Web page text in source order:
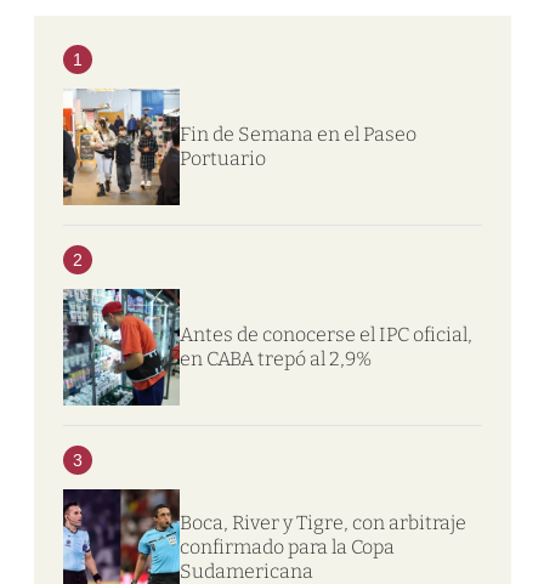
1
Fin de Semana en el Paseo
Portuario
2
Antes de conocerse el IPC oficial,
en CABA trepó al 2,9%
3
Boca, River y Tigre, con arbitraje
confirmado para la Copa
Sudamericana